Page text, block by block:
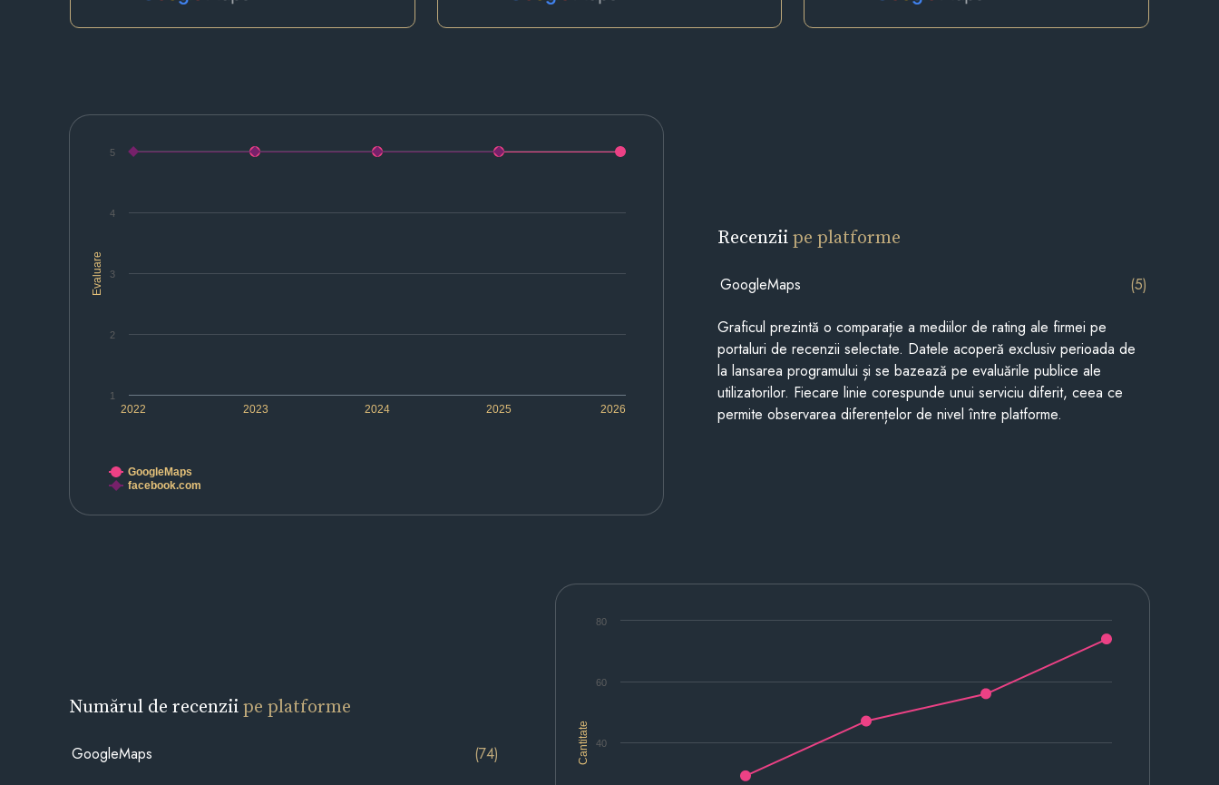
Evaluare
2022 2023 2024 2025 2026
1
2
3
4
5
GoogleMaps
facebook.com
Recenziipe platforme
GoogleMaps (5)
Graficul prezintă o comparație a mediilor de rating ale firmei pe
portaluri de recenzii selectate. Datele acoperă exclusiv perioada de
la lansarea programului și se bazează pe evaluările publice ale
utilizatorilor. Fiecare linie corespunde unui serviciu diferit, ceea ce
permite observarea diferențelor de nivel între platforme.
Cantitate 40
60
80
Numărul de recenziipe platforme
GoogleMaps (74)